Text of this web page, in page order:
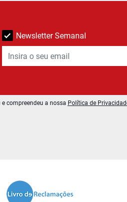
Newsletter Semanal
compreendeu a nossa Política de